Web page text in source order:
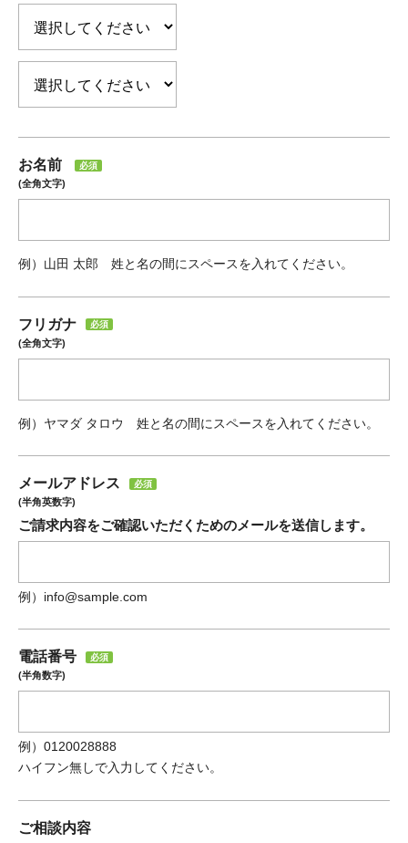
お名前
(全角文字)
必須
例）山田 太郎 姓と名の間にスペースを入れてください。
フリガナ
(全角文字)
必須
例）ヤマダ タロウ 姓と名の間にスペースを入れてください。
メールアドレス
(半角英数字)
必須
ご請求内容をご確認いただくためのメールを送信します。
例）info@sample.com
電話番号
(半角数字)
必須
例）0120028888
ハイフン無しで入力してください。
ご相談内容